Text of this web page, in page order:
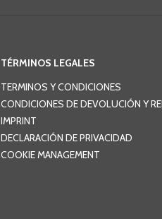
TÉRMINOS LEGALES
TERMINOS Y CONDICIONES
CONDICIONES DE DEVOLUCIÓN Y
IMPRINT
DECLARACIÓN DE PRIVACIDAD
COOKIE MANAGEMENT